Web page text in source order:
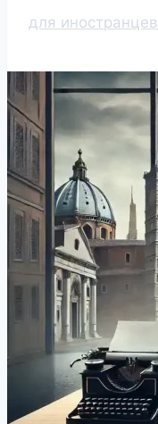
для иностранцев